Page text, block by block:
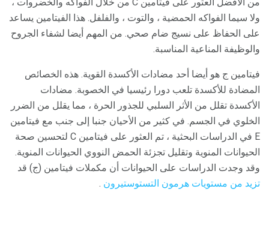
ولا سيما الفواكه الحمضية ، والتوت ، والفلفل. هذا الفيتامين يساعد
على الحفاظ على نسيج ضام صحي. من المهم أيضا لشفاء الجروح
والوظيفة المناعية المناسبة.
فيتامين ج هو أيضا أحد مضادات الأكسدة القوية. هذه الخصائص
المضادة للأكسدة تلعب دورا رئيسيا في الخصوبة. مضادات
الأكسدة تقلل من الأثر السلبي للجذور الحرة ، مما يقلل من الضرر
الخلوي في الجسم. في كثير من الأحيان جنبا إلى جنب مع فيتامين
E في الدراسات البحثية ، تم العثور على فيتامين C لتحسين صحة
الحيوانات المنوية وتقليل تجزئة الحمض النووي الحيوانات المنوية.
وقد وجدت الدراسات على الحيوانات أن مكملات فيتامين (ج) قد
تزيد من مستويات هرمون التستوستيرون .